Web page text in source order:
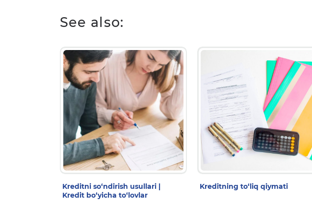
See also:
Kreditni so‘ndirish usullari |
Kredit bo‘yicha to‘lovlar
Kreditning to‘liq qiymati